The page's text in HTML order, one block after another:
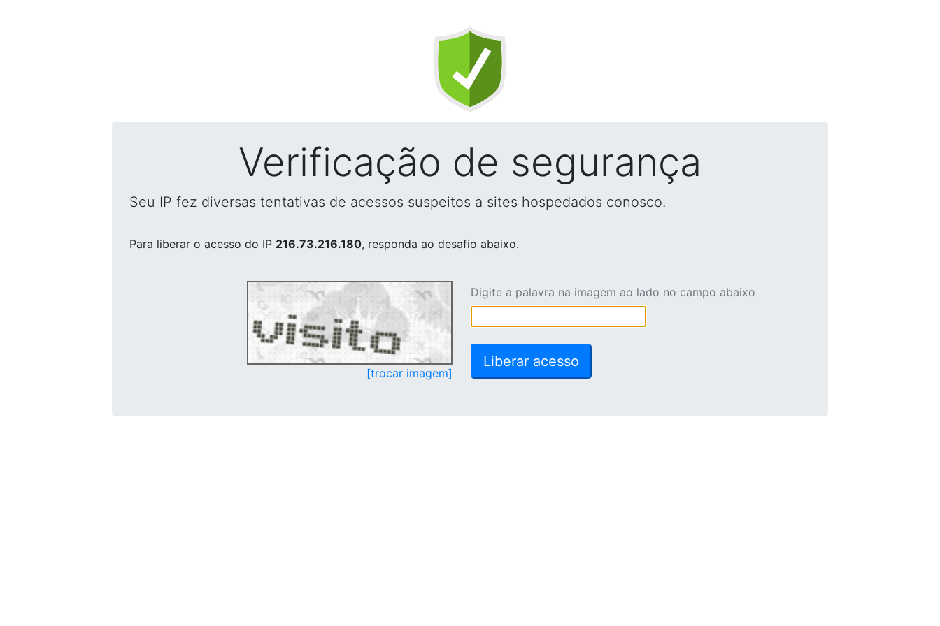
Verificação de segurança
Seu IP fez diversas tentativas de acessos suspeitos a sites hospedados conosco.
Para liberar o acesso do IP 216.73.216.180, responda ao desafio abaixo.
[trocar imagem]
Digite a palavra na imagem ao lado no campo abaixo